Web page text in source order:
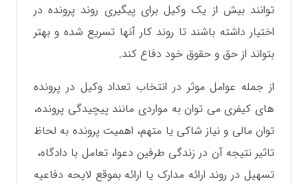
توانند بیش از یک وکیل برای پیگیری روند پرونده در
اختیار داشته باشند تا روند کار آنها تسریع شده و بهتر
بتواند از حق و حقوق خود دفاع کند.
از جمله عوامل موثر در انتخاب تعداد وکیل در پرونده
های کیفری می توان به مواردی مانند پیچیدگی پرونده،
توان مالی و نیاز شاکی یا متهم، اهمیت پرونده به لحاظ
تاثیر نتیجه آن در زندگی طرفین دعوا، تعامل با دادگاه،
تسهیل در روند ارائه مدارک یا ارائه بموقع لایحه دفاعیه